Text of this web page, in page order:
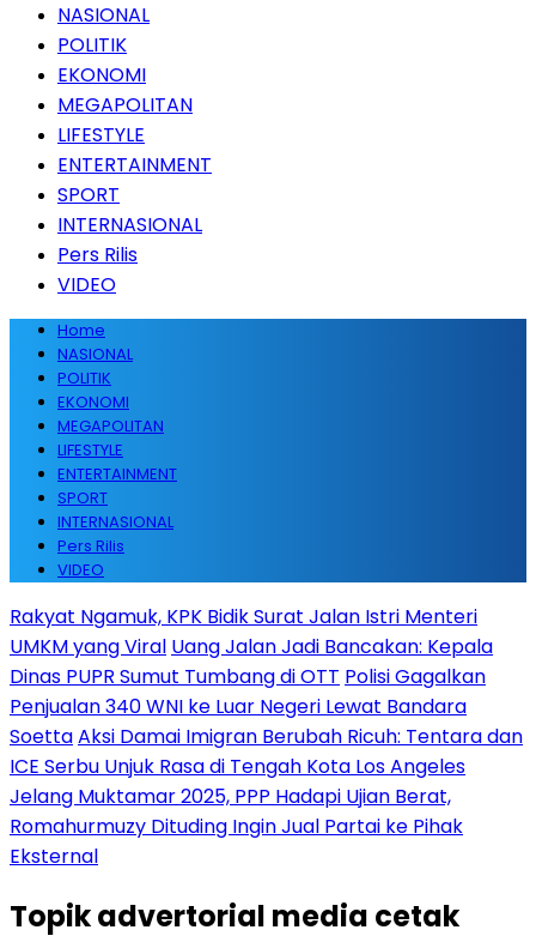
NASIONAL
POLITIK
EKONOMI
MEGAPOLITAN
LIFESTYLE
ENTERTAINMENT
SPORT
INTERNASIONAL
Pers Rilis
VIDEO
Home
NASIONAL
POLITIK
EKONOMI
MEGAPOLITAN
LIFESTYLE
ENTERTAINMENT
SPORT
INTERNASIONAL
Pers Rilis
VIDEO
Rakyat Ngamuk, KPK Bidik Surat Jalan Istri Menteri
UMKM yang Viral Uang Jalan Jadi Bancakan: Kepala
Dinas PUPR Sumut Tumbang di OTT Polisi Gagalkan
Penjualan 340 WNI ke Luar Negeri Lewat Bandara
SoettaAksi Damai Imigran Berubah Ricuh: Tentara dan
ICE Serbu Unjuk Rasa di Tengah Kota Los Angeles
Jelang Muktamar 2025, PPP Hadapi Ujian Berat,
Romahurmuzy Dituding Ingin Jual Partai ke Pihak
Eksternal
Topikadvertorial media cetak